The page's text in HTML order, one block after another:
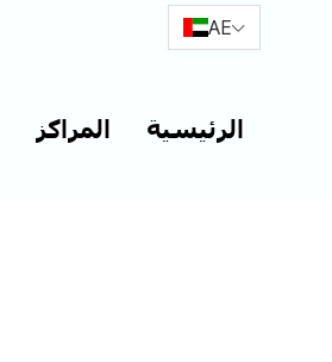
AE
المراكز الرئيسية